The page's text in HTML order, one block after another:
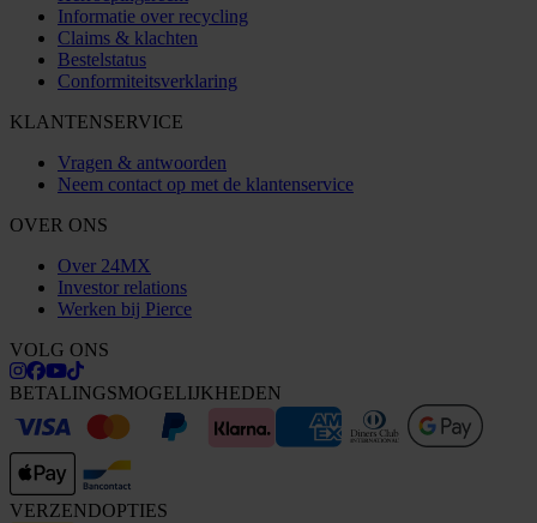
Informatie over recycling
Claims & klachten
Bestelstatus
Conformiteitsverklaring
KLANTENSERVICE
Vragen & antwoorden
Neem contact op met de klantenservice
OVER ONS
Over 24MX
Investor relations
Werken bij Pierce
VOLG ONS
BETALINGSMOGELIJKHEDEN
VERZENDOPTIES